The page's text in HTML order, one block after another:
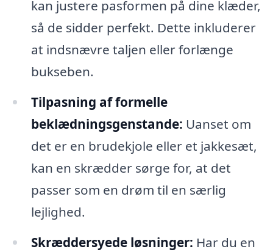
kan justere pasformen på dine klæder,
så de sidder perfekt. Dette inkluderer
at indsnævre taljen eller forlænge
bukseben.
Tilpasning af formelle
beklædningsgenstande: Uanset om
det er en brudekjole eller et jakkesæt,
kan en skrædder sørge for, at det
passer som en drøm til en særlig
lejlighed.
Skræddersyede løsninger: Har du en